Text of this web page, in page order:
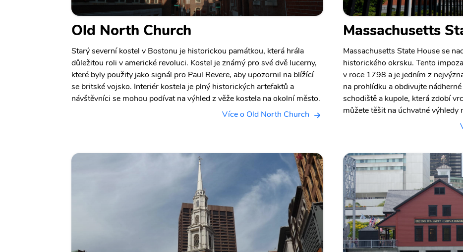
Old North Church
Starý severní kostel v Bostonu je historickou památkou, která hrála
důležitou roli v americké revoluci. Kostel je známý pro své dvě lucerny,
které byly použity jako signál pro Paul Revere, aby upozornil na blížící
se britské vojsko. Interiér kostela je plný historických artefaktů a
návštěvníci se mohou podívat na výhled z věže kostela na okolní město.
Více o Old North Church
Massachusetts
Massachusetts State House se
historického okrsku. Tento
v roce 1798 a je jedním z
na prohlídku a obdivujte
schodiště a kupole, která zdobí
můžete těšit na úchvatné výhledy